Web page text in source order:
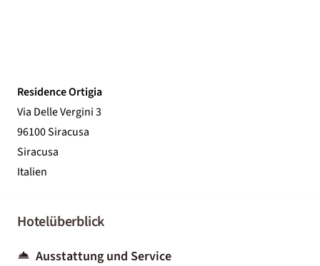
Residence Ortigia
Via Delle Vergini 3
96100 Siracusa
Siracusa
Italien
Hotelüberblick
Ausstattung und Service